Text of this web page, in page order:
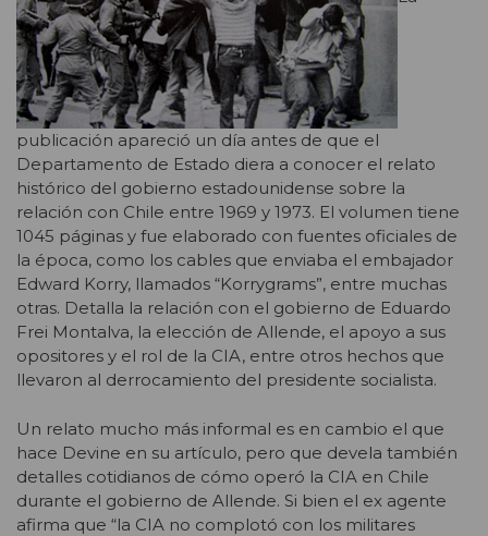
publicación apareció un día antes de que el
Departamento de Estado diera a conocer el relato
histórico del gobierno estadounidense sobre la
relación con Chile entre 1969 y 1973. El volumen tiene
1045 páginas y fue elaborado con fuentes oficiales de
la época, como los cables que enviaba el embajador
Edward Korry, llamados “Korrygrams”, entre muchas
otras. Detalla la relación con el gobierno de Eduardo
Frei Montalva, la elección de Allende, el apoyo a sus
opositores y el rol de la CIA, entre otros hechos que
llevaron al derrocamiento del presidente socialista.
Un relato mucho más informal es en cambio el que
hace Devine en su artículo, pero que devela también
detalles cotidianos de cómo operó la CIA en Chile
durante el gobierno de Allende. Si bien el ex agente
afirma que “la CIA no complotó con los militares